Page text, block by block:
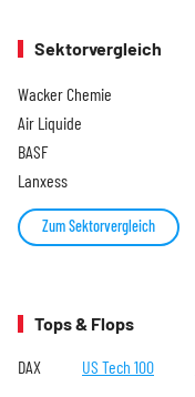
Sektorvergleich
Wacker Chemie
Air Liquide
BASF
Lanxess
Zum Sektorvergleich
Tops & Flops
DAX US Tech 100